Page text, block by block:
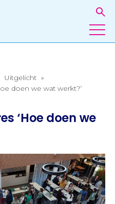
Uitgelicht »
doen we wat werkt?’
‘Hoe doen we